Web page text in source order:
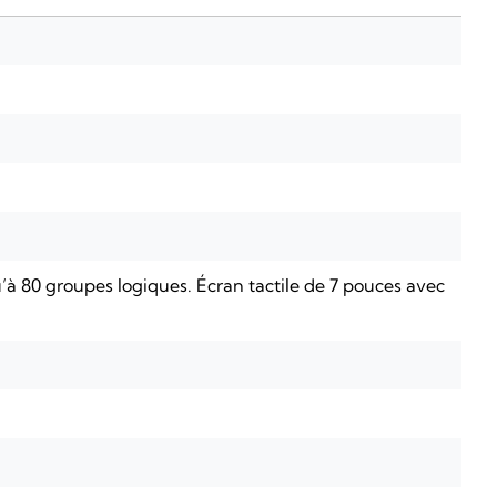
80 groupes logiques. Écran tactile de 7 pouces avec